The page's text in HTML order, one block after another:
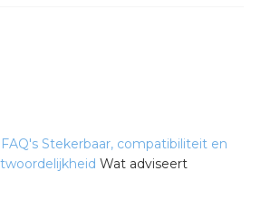
FAQ's Stekerbaar, compatibiliteit en
Wat adviseert